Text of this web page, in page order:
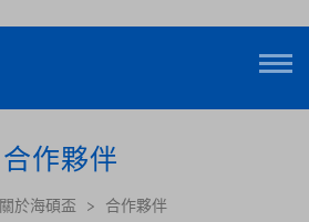
合作夥伴
關於海碩盃 > 合作夥伴